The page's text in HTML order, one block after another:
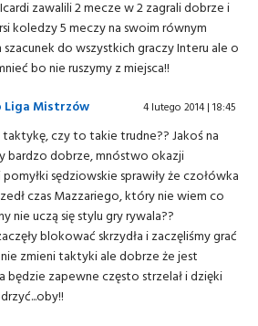
zawalili 2 mecze w 2 zagrali dobrze i
koledzy 5 meczy na swoim równym
szacunek do wszystkich graczy Interu ale o
bo nie ruszymy z miejsca!!
Liga Mistrzów
4 lutego 2014 | 18:45
czy to takie trudne?? Jakoś na
bardzo dobrze, mnóstwo okazji
sędziowskie sprawiły że czołówka
czas Mazzariego, który nie wiem co
nie uczą się stylu gry rywala??
blokować skrzydła i zaczęliśmy grać
zmieni taktyki ale dobrze że jest
będzie zapewne często strzelał i dzięki